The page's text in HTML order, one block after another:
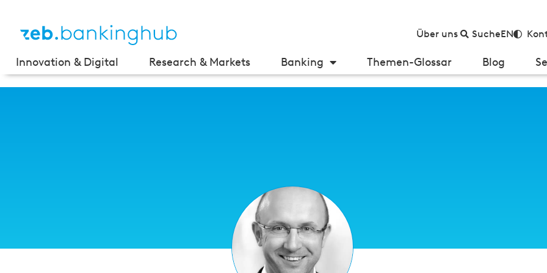
Über uns SucheEN
Innovation & Digital Research & Markets Banking Themen-Glossar Blog